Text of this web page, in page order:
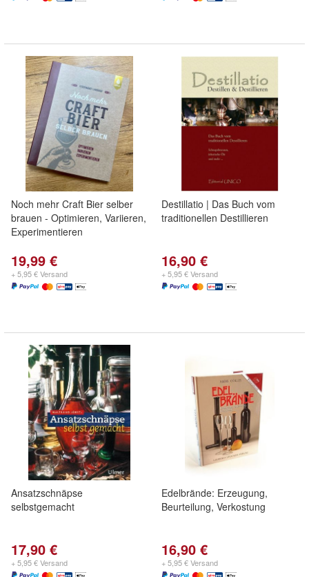
Noch mehr Craft Bier selber
brauen - Optimieren, Variieren,
Experimentieren
19,99 €
+ 5,95 € Versand
Destillatio | Das Buch vom
traditionellen Destillieren
16,90 €
+ 5,95 € Versand
Ansatzschnäpse
selbstgemacht
17,90 €
+ 5,95 € Versand
Edelbrände: Erzeugung,
Beurteilung, Verkostung
16,90 €
+ 5,95 € Versand